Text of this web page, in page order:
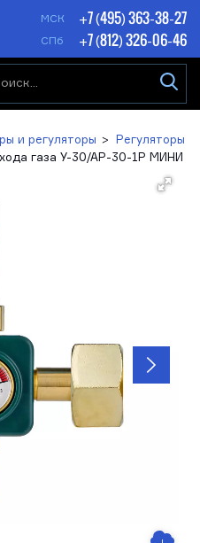
МСК +7 (495) 363-38-27
СПб +7 (812) 326-06-46
и регуляторы
Регуляторы
газа У-30/АР-30-1Р МИНИ